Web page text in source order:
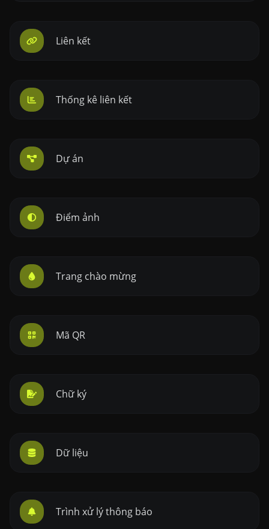
Liên kết
Thống kê liên kết
Dự án
Điểm ảnh
Trang chào mừng
Mã QR
Chữ ký
Dữ liệu
Trình xử lý thông báo